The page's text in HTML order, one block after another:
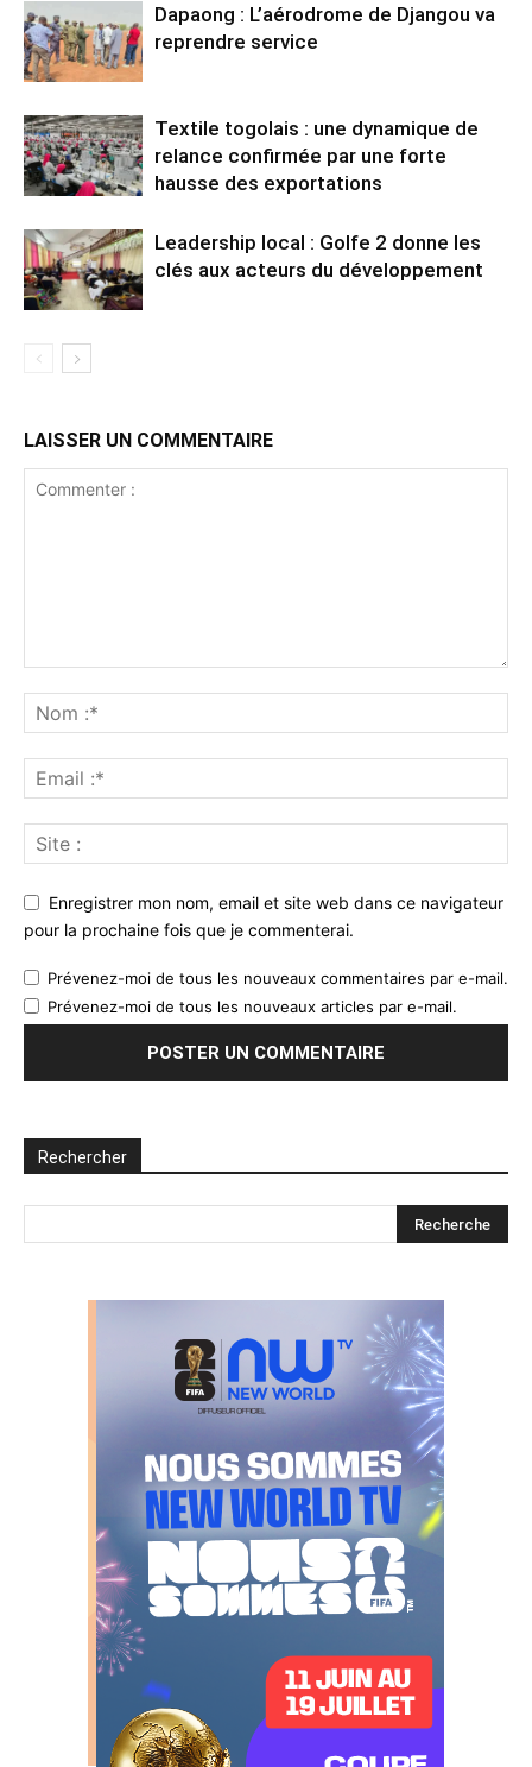
Dapaong : L’aérodrome de Djangou va
reprendre service
Textile togolais : une dynamique de
relance confirmée par une forte
hausse des exportations
Leadership local : Golfe 2 donne les
clés aux acteurs du développement
LAISSER UN COMMENTAIRE
Enregistrer mon nom, email et site web dans ce navigateur
pour la prochaine fois que je commenterai.
Prévenez-moi de tous les nouveaux commentaires par e-mail.
Prévenez-moi de tous les nouveaux articles par e-mail.
Rechercher